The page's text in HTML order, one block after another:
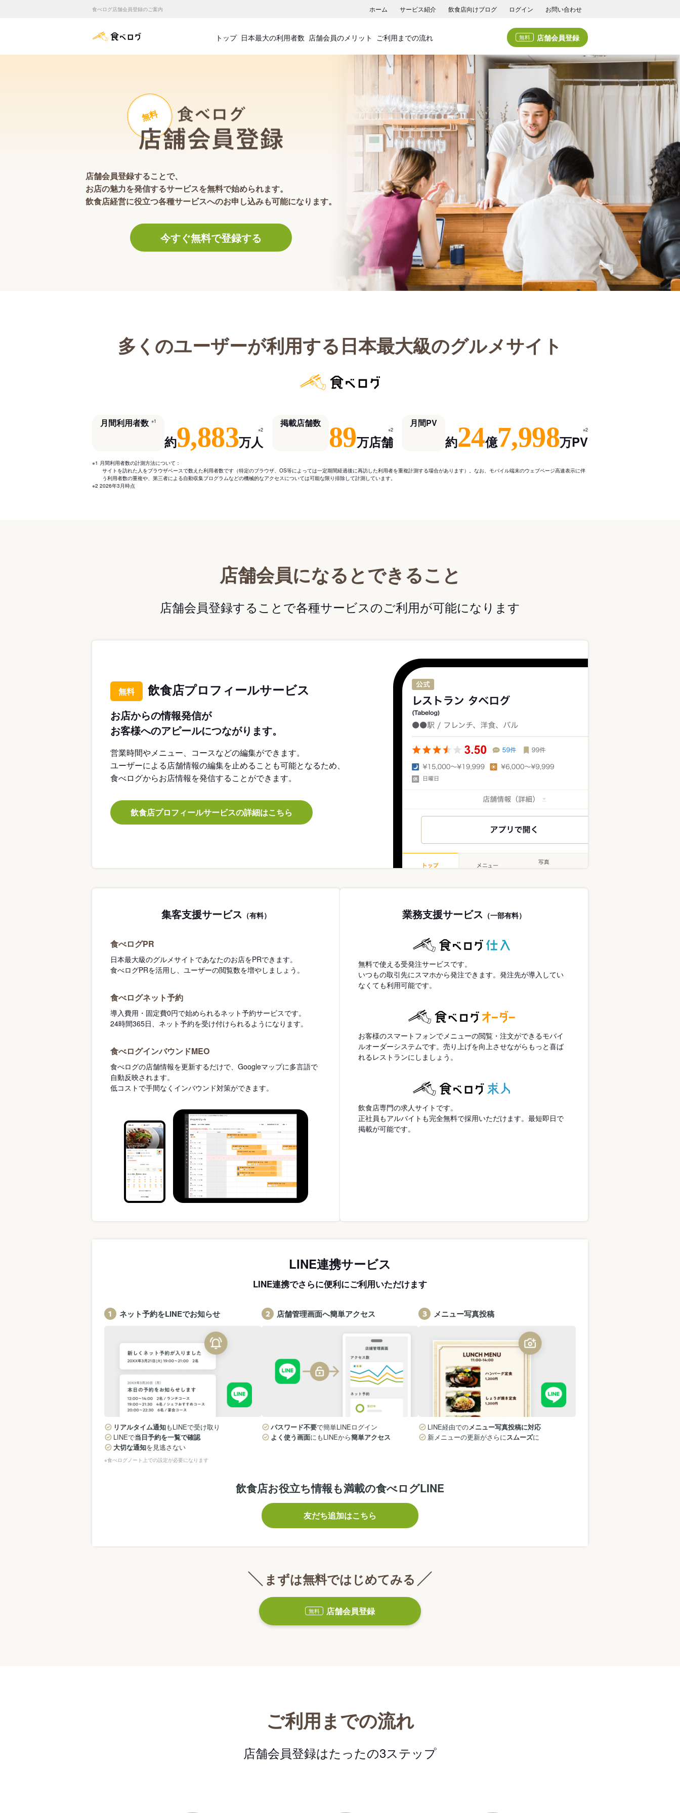
食べログ店舗会員登録のご案内 ホーム サービス紹介 飲食店向けブログ ログイン お問い合わせ
トップ 日本最大の利用者数 店舗会員のメリット ご利用までの流れ 無料 店舗会員登録
無料
店舗会員登録することで、
お店の魅力を発信するサービスを無料で始められます。
飲食店経営に役立つ各種サービスへのお申し込みも可能になります。
今すぐ無料で登録する
多くのユーザーが利用する日本最大級のグルメサイト
月間利用者数 ※1
約9,883万人
※2
掲載店舗数 89万店舗
※2
月間PV
約24億7,998万PV
※2
※1 月間利用者数の計測方法について：
サイトを訪れた人をブラウザベースで数えた利用者数です（特定のブラウザ、OS等によっては一定期間経過後に再訪した利用者を重複計測する場合があります）。なお、モバイル端末のウェブページ高速表示に伴
う利用者数の重複や、第三者による自動収集プログラムなどの機械的なアクセスについては可能な限り排除して計測しています。
※2 2026年3月時点
店舗会員になるとできること
店舗会員登録することで各種サービスのご利用が可能になります
無料 飲食店プロフィールサービス
お店からの情報発信が
お客様へのアピールにつながります。
営業時間やメニュー、コースなどの編集ができます。
ユーザーによる店舗情報の編集を止めることも可能となるため、
食べログからお店情報を発信することができます。
飲食店プロフィールサービスの詳細はこちら
集客支援サービス （有料）
食べログPR
日本最大級のグルメサイトであなたのお店をPRできます。
食べログPRを活用し、ユーザーの閲覧数を増やしましょう。
食べログネット予約
導入費用・固定費0円で始められるネット予約サービスです。
24時間365日、ネット予約を受け付けられるようになります。
食べログインバウンドMEO
食べログの店舗情報を更新するだけで、Googleマップに多言語で
自動反映されます。
低コストで手間なくインバウンド対策ができます。
業務支援サービス （一部有料）
無料で使える受発注サービスです。
いつもの取引先にスマホから発注できます。発注先が導入してい
なくても利用可能です。
お客様のスマートフォンでメニューの閲覧・注文ができるモバイ
ルオーダーシステムです。売り上げを向上させながらもっと喜ば
れるレストランにしましょう。
飲食店専門の求人サイトです。
正社員もアルバイトも完全無料で採用いただけます。最短即日で
掲載が可能です。
LINE連携サービス
LINE連携でさらに便利にご利用いただけます
ネット予約をLINEでお知らせ
リアルタイム通知もLINEで受け取り
LINEで当日予約を一覧で確認
大切な通知を見逃さない
※食べログノート上での設定が必要になります
店舗管理画面へ簡単アクセス
パスワード不要で簡単LINEログイン
よく使う画面にもLINEから簡単アクセス
メニュー写真投稿
LINE経由でのメニュー写真投稿に対応
新メニューの更新がさらにスムーズに
飲食店お役立ち情報も満載の食べログLINE
友だち追加はこちら
まずは無料ではじめてみる
無料 店舗会員登録
ご利用までの流れ
店舗会員登録はたったの3ステップ